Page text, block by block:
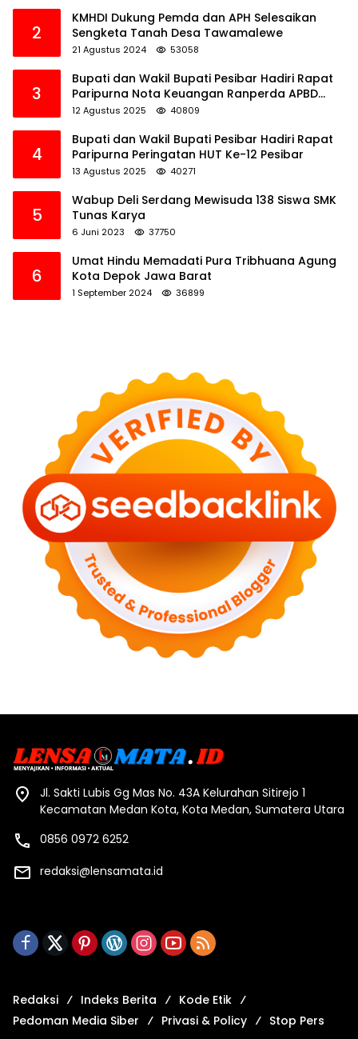
2
KMHDI Dukung Pemda dan APH Selesaikan
Sengketa Tanah Desa Tawamalewe
21 Agustus 2024 53058
3
Bupati dan Wakil Bupati Pesibar Hadiri Rapat
Paripurna Nota Keuangan Ranperda APBD
Perubahan TA 2025
12 Agustus 2025 40809
4
Bupati dan Wakil Bupati Pesibar Hadiri Rapat
Paripurna Peringatan HUT Ke-12 Pesibar
13 Agustus 2025 40271
5
Wabup Deli Serdang Mewisuda 138 Siswa SMK
Tunas Karya
6 Juni 2023 37750
6
Umat Hindu Memadati Pura Tribhuana Agung
Kota Depok Jawa Barat
1 September 2024 36899
Jl. Sakti Lubis Gg Mas No. 43A Kelurahan Sitirejo 1
Kecamatan Medan Kota, Kota Medan, Sumatera Utara
0856 0972 6252
redaksi@lensamata.id
Redaksi Indeks Berita
Kode Etik
Pedoman Media Siber
Privasi & Policy Stop Pers